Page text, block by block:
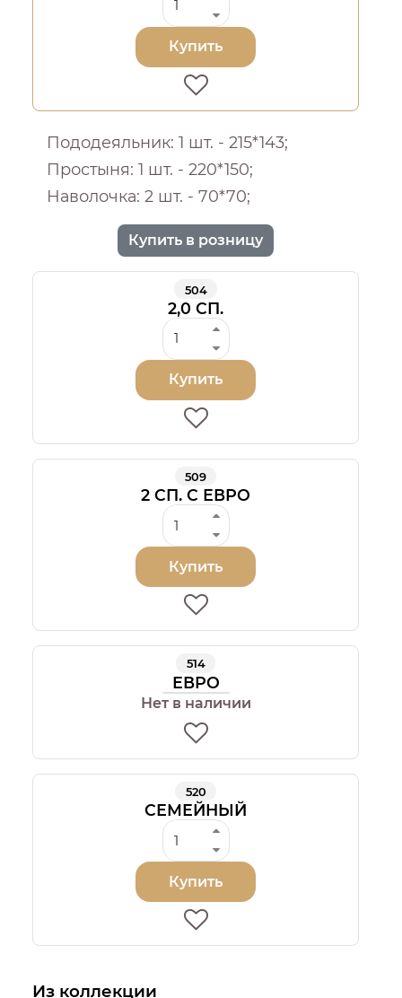
Купить
Пододеяльник: 1 шт. - 215*143;
Простыня: 1 шт. - 220*150;
Наволочка: 2 шт. - 70*70;
Купить в розницу
504
2,0 СП.
Купить
509
2 СП. С ЕВРО
Купить
514
ЕВРО
Нет в наличии
520
СЕМЕЙНЫЙ
Купить
Из коллекции